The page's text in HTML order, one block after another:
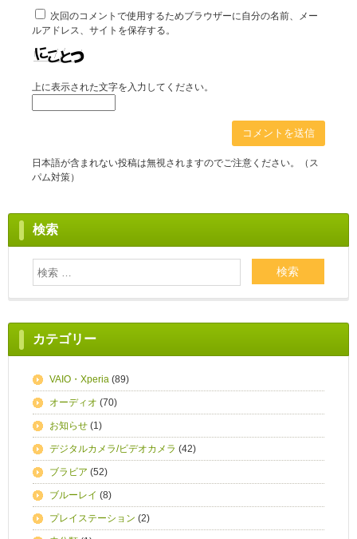
次回のコメントで使用するためブラウザーに自分の名前、メー
ルアドレス、サイトを保存する。
上に表示された文字を入力してください。
日本語が含まれない投稿は無視されますのでご注意ください。（ス
パム対策）
検索
カテゴリー
VAIO・Xperia (89)
オーディオ (70)
お知らせ (1)
デジタルカメラ/ビデオカメラ (42)
ブラビア (52)
ブルーレイ (8)
プレイステーション (2)